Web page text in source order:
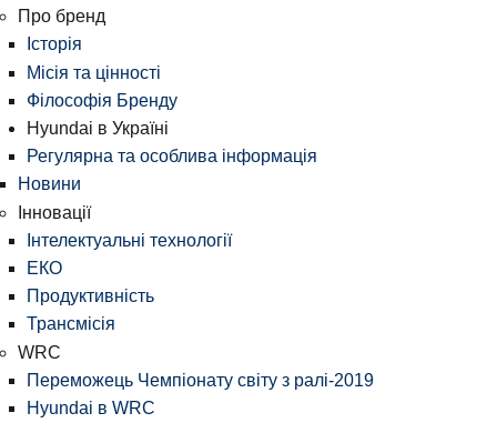
Про бренд
Історія
Місія та цінності
Філософія Бренду
Hyundai в Україні
Регулярна та особлива інформація
Новини
Інновації
Інтелектуальні технології
ЕКО
Продуктивність
Трансмісія
WRC
Переможець Чемпіонату світу з ралі-2019
Hyundai в WRC